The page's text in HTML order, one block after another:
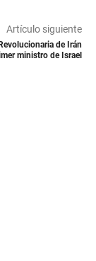
Artículo siguiente
de Irán
ministro de Israel